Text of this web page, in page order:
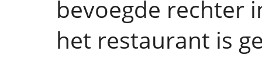
bevoegde rechter
het restaurant is